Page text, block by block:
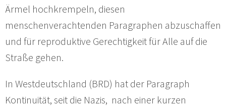
Ärmel hochkrempeln, diesen
menschenverachtenden Paragraphen abzuschaffen
und für reproduktive Gerechtigkeit für Alle auf die
Straße gehen.
In Westdeutschland (BRD) hat der Paragraph
Kontinuität, seit die Nazis, nach einer kurzen